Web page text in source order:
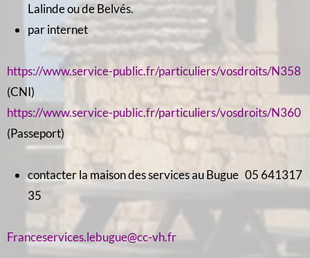
Lalinde ou de Belvés.
par internet
https://www.service-public.fr/particuliers/vosdroits/N358
(CNI)
https://www.service-public.fr/particuliers/vosdroits/N360
(Passeport)
contacter la maison des services au Bugue 05 641317
35
Franceservices.lebugue@cc-vh.fr